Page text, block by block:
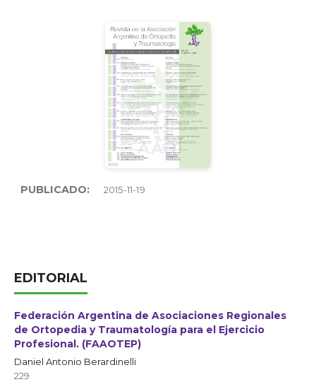
PUBLICADO: 2015-11-19
EDITORIAL
Federación Argentina de Asociaciones Regionales
de Ortopedia y Traumatología para el Ejercicio
Profesional. (FAAOTEP)
Daniel Antonio Berardinelli
229